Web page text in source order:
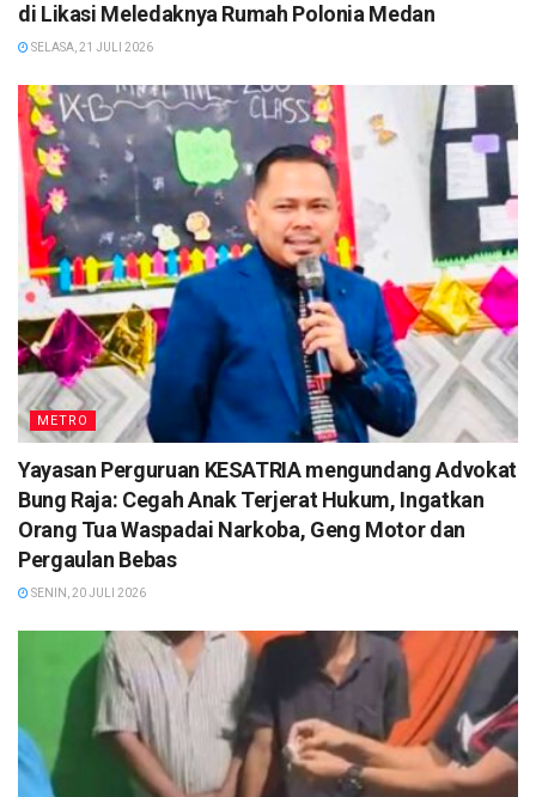
di Likasi Meledaknya Rumah Polonia Medan
SELASA, 21 JULI 2026
METRO
Yayasan Perguruan KESATRIA mengundang Advokat
Bung Raja: Cegah Anak Terjerat Hukum, Ingatkan
Orang Tua Waspadai Narkoba, Geng Motor dan
Pergaulan Bebas
SENIN, 20 JULI 2026